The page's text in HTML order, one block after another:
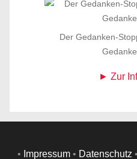
Der Gedanken-
► Zur
• Impressum• Datenschutz •